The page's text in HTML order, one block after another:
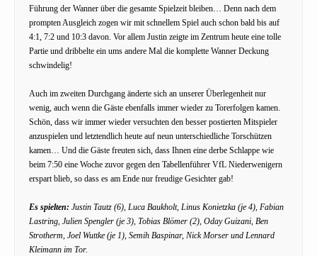
Führung der Wanner über die gesamte Spielzeit bleiben… Denn nach dem
prompten Ausgleich zogen wir mit schnellem Spiel auch schon bald bis auf
4:1, 7:2 und 10:3 davon. Vor allem Justin zeigte im Zentrum heute eine tolle
Partie und dribbelte ein ums andere Mal die komplette Wanner Deckung
schwindelig!
Auch im zweiten Durchgang änderte sich an unserer Überlegenheit nur
wenig, auch wenn die Gäste ebenfalls immer wieder zu Torerfolgen kamen.
Schön, dass wir immer wieder versuchten den besser postierten Mitspieler
anzuspielen und letztendlich heute auf neun unterschiedliche Torschützen
kamen… Und die Gäste freuten sich, dass Ihnen eine derbe Schlappe wie
beim 7:50 eine Woche zuvor gegen den Tabellenführer VfL Niederwenigern
erspart blieb, so dass es am Ende nur freudige Gesichter gab!
Es spielten: Justin Tautz (6), Luca Baukholt, Linus Konietzka (je 4), Fabian
Lastring, Julien Spengler (je 3), Tobias Blömer (2), Oday Guizani, Ben
Strotherm, Joel Wuttke (je 1), Semih Baspinar, Nick Morser und Lennard
Kleimann im Tor.